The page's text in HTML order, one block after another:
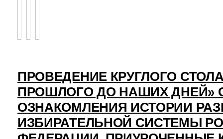
ПРОВЕДЕНИЕ КРУГЛОГО
ПРОШЛОГО ДО НАШИХ ДНЕЙ»
ОЗНАКОМЛЕНИЯ ИСТОРИИ
ИЗБИРАТЕЛЬНОЙ СИСТЕМЫ